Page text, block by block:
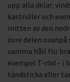
upp alla delar:
kastruller och
mitten av den
övre delen
samma håll för
exempel T-röd – i
tändsticka eller